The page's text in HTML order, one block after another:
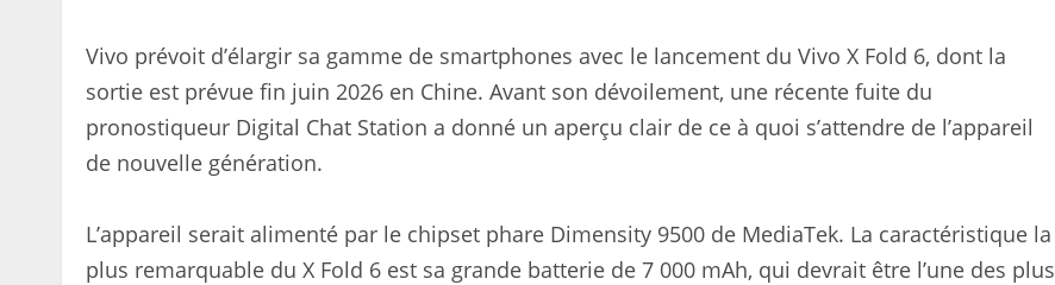
Vivo prévoit d’élargir sa gamme de smartphones avec le lancement du Vivo X Fold 6, dont la
sortie est prévue fin juin 2026 en Chine. Avant son dévoilement, une récente fuite du
pronostiqueur Digital Chat Station a donné un aperçu clair de ce à quoi s’attendre de l’appareil
de nouvelle génération.
L’appareil serait alimenté par le chipset phare Dimensity 9500 de MediaTek. La caractéristique la
plus remarquable du X Fold 6 est sa grande batterie de 7 000 mAh, qui devrait être l’une des plus